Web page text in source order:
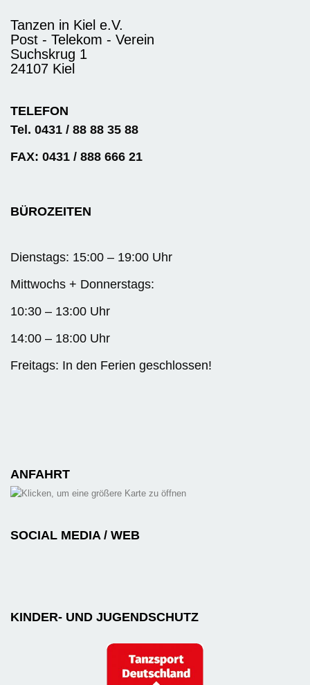
Tanzen in Kiel e.V.
Post - Telekom - Verein
Suchskrug 1
24107 Kiel
TELEFON
Tel. 0431 / 88 88 35 88
FAX: 0431 / 888 666 21
BÜROZEITEN
Dienstags: 15:00 – 19:00 Uhr
Mittwochs + Donnerstags:
10:30 – 13:00 Uhr
14:00 – 18:00 Uhr
Freitags: In den Ferien geschlossen!
ANFAHRT
SOCIAL MEDIA / WEB
KINDER- UND JUGENDSCHUTZ